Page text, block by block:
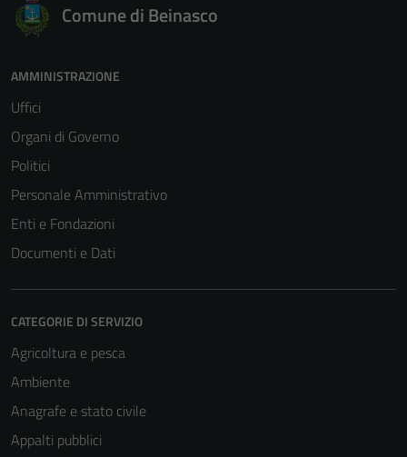
Comune di Beinasco
AMMINISTRAZIONE
Uffici
Organi di Governo
Politici
Personale Amministrativo
Enti e Fondazioni
Documenti e Dati
CATEGORIE DI SERVIZIO
Agricoltura e pesca
Ambiente
Anagrafe e stato civile
Appalti pubblici
essere